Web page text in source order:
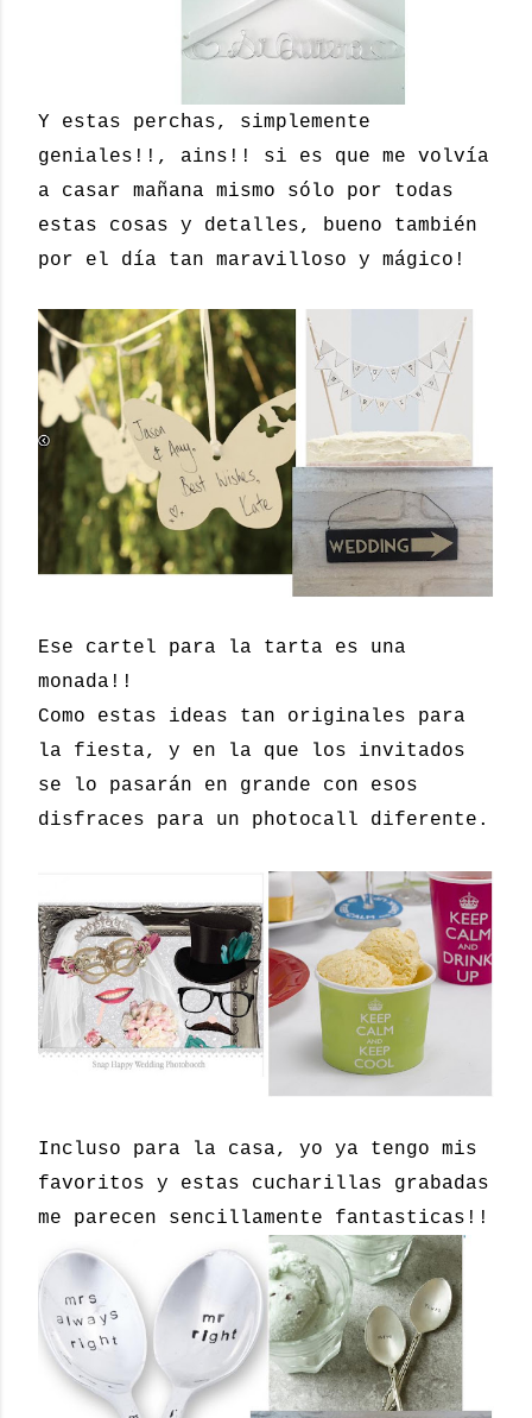
Y estas perchas, simplemente
geniales!!, ains!! si es que me volvía
a casar mañana mismo sólo por todas
estas cosas y detalles, bueno también
por el día tan maravilloso y mágico!
Ese cartel para la tarta es una
monada!!
Como estas ideas tan originales para
la fiesta, y en la que los invitados
se lo pasarán en grande con esos
disfraces para un photocall diferente.
Incluso para la casa, yo ya tengo mis
favoritos y estas cucharillas grabadas
me parecen sencillamente fantasticas!!